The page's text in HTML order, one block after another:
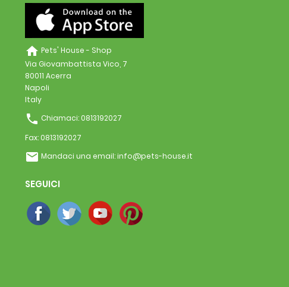
home Pets' House - Shop
Via Giovambattista Vico, 7
80011 Acerra
Napoli
Italy
phone Chiamaci: 0813192027
Fax: 0813192027
email Mandaci una email:info@pets-house.it
SEGUICI